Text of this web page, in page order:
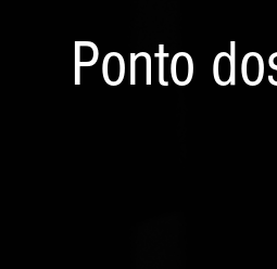
Ponto